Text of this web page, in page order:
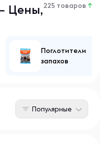
Цены,225 товаров ↑
Поглотители
запахов
Популярные